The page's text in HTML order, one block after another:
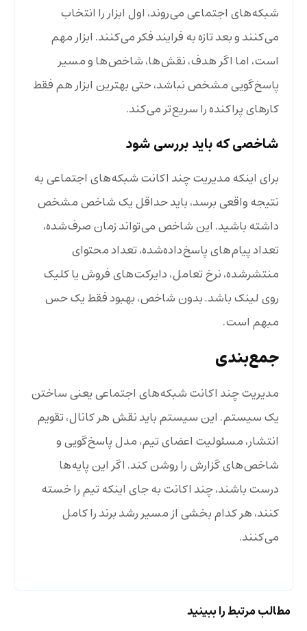
شبکه‌های اجتماعی می‌روند، اول ابزار را انتخاب
می‌کنند و بعد تازه به فرایند فکر می‌کنند. ابزار مهم
است، اما اگر هدف، نقش‌ها، شاخص‌ها و مسیر
پاسخ‌گویی مشخص نباشد، حتی بهترین ابزار هم فقط
کارهای پراکنده را سریع‌تر می‌کند.
شاخصی که باید بررسی شود
برای اینکه مدیریت چند اکانت شبکه‌های اجتماعی به
نتیجه واقعی برسد، باید حداقل یک شاخص مشخص
داشته باشید. این شاخص می‌تواند زمان صرف‌شده،
تعداد پیام‌های پاسخ‌داده‌شده، تعداد محتوای
منتشرشده، نرخ تعامل، دایرکت‌های فروش یا کلیک
روی لینک باشد. بدون شاخص، بهبود فقط یک حس
مبهم است.
جمع‌بندی
مدیریت چند اکانت شبکه‌های اجتماعی یعنی ساختن
یک سیستم. این سیستم باید نقش هر کانال، تقویم
انتشار، مسئولیت اعضای تیم، مدل پاسخ‌گویی و
شاخص‌های گزارش را روشن کند. اگر این پایه‌ها
درست باشند، چند اکانت به جای اینکه تیم را خسته
کنند، هر کدام بخشی از مسیر رشد برند را کامل
می‌کنند.
مطالب مرتبط را ببینید